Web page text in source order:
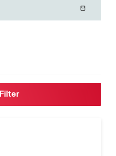
Filter